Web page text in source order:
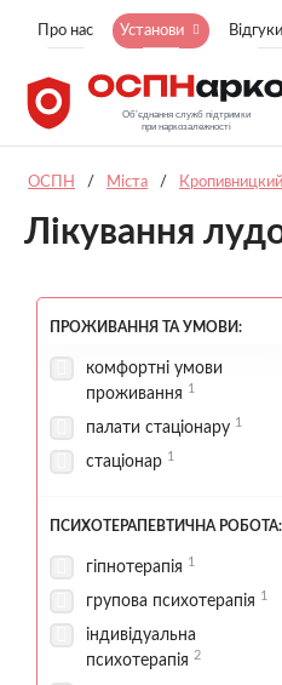
Про нас Установи
ОСПН / Міста / Кропивницкий
Лікування
ПРОЖИВАННЯ ТА УМОВИ:
комфортні умови
проживання 1
палати стаціонару 1
стаціонар 1
ПСИХОТЕРАПЕВТИЧНА РОБОТА:
гіпнотерапія 1
групова психотерапія 1
індивідуальна
психотерапія 2